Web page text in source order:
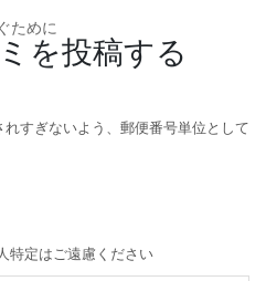
ために
を投稿する
れすぎないよう、郵便番号単位として
特定はご遠慮ください